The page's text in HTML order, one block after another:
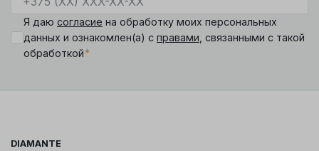
Я даю согласие на обработку моих персональных
данных и ознакомлен(а) с правами , связанными с такой
обработкой*
DIAMANTE